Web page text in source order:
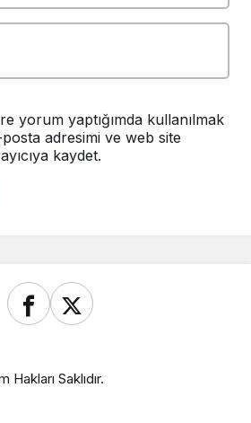
yorum yaptığımda kullanılmak
posta adresimi ve web site
kaydet.
Saklıdır.